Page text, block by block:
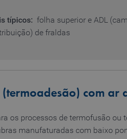
típicos: folha superior e ADL
de fraldas
(termoadesão) com ar
os processos de termofusão ou
manufaturadas com baixo